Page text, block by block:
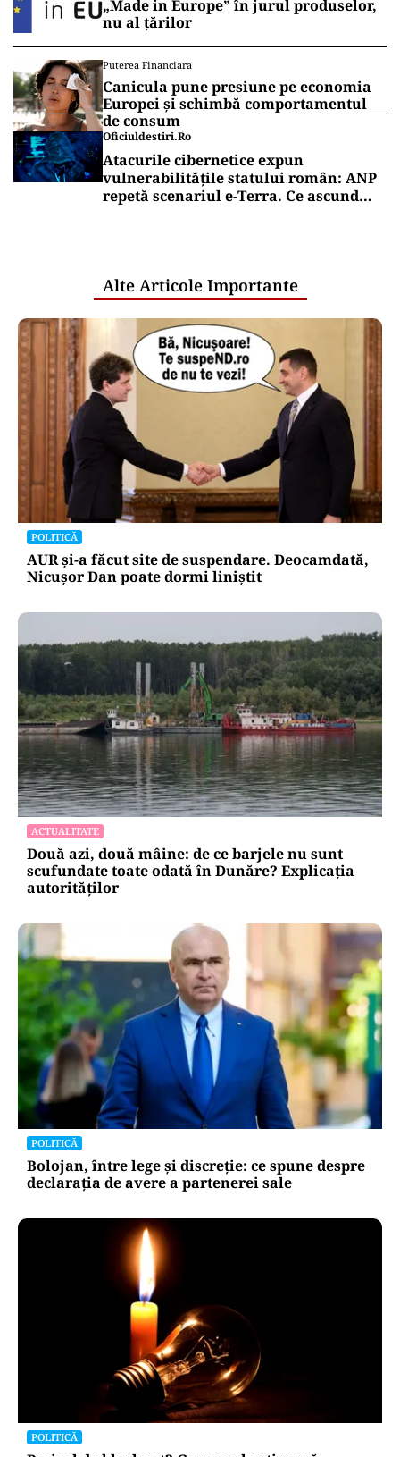
DEZVĂLUIRI
Anatomia unui eșec de achiziții
publice: firmele din spatele atacului
cibernetic de la ANCPI
EXCLUSIV
ANCHETE
Scandalul apartamentelor din
București ajunge la giganții
rezervărilor: Airbnb și Booking.com
nu al țărilor
Puterea Financiara
Canicula pune presiune pe economia
Europei și schimbă comportamentul
de consum
Oficiuldestiri.ro
Atacurile cibernetice expun
vulnerabilitățile statului român: ANP
repetă scenariul e‑Terra. Ce ascund
comunicările oficiale și cine răspunde
pentru mentenanța IT a instituțiilor
publice
Alte Articole Importante
POLITICĂ
AUR și-a făcut site de suspendare. Deocamdată,
Nicușor Dan poate dormi liniștit
ACTUALITATE
Două azi, două mâine: de ce barjele nu sunt
scufundate toate odată în Dunăre? Explicația
autorităților
Bolojan, între lege și discreție: ce spune despre
declarația de avere a partenerei sale